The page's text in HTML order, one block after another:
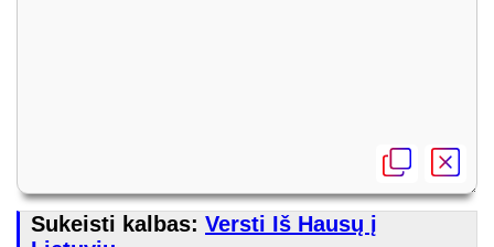
Sukeisti kalbas: Versti Iš Hausų į